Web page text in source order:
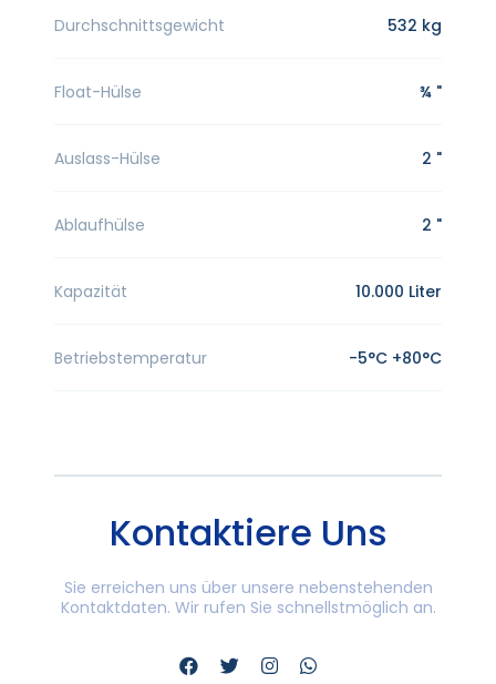
Durchschnittsgewicht 532 kg
Float-Hülse ¾ "
Auslass-Hülse 2 "
Ablaufhülse 2 "
Kapazität 10.000 Liter
Betriebstemperatur -5°C +80°C
Kontaktiere Uns
Sie erreichen uns über unsere nebenstehenden
Kontaktdaten. Wir rufen Sie schnellstmöglich an.